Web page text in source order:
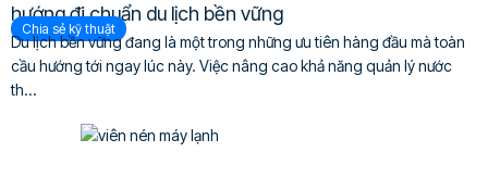
hướng đi chuẩn du lịch bền vững
Chia sẻ kỹ thuật
Du lịch bền vững đang là một trong những ưu tiên hàng đầu mà toàn
cầu hướng tới ngay lúc này. Việc nâng cao khả năng quản lý nước
th...